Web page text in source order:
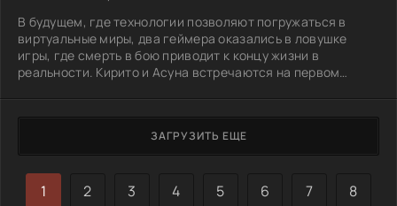
В будущем, где технологии позволяют погружаться в
виртуальные миры, два геймера оказались в ловушке
игры, где смерть в бою приводит к концу жизни в
реальности. Кирито и Асуна встречаются на первом
проходят через множество испытаний, где каждый шаг
может стать роковым. Их цель — завершить игру и
обрести свободу. Механика мира, в котором мечи и магия
переплетаются, требует от героев не только
ЗАГРУЗИТЬ ЕЩЕ
1 2 3 4 5 6 7 8